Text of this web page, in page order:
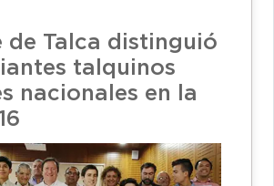
de Talca distinguió
talquinos
nacionales en la